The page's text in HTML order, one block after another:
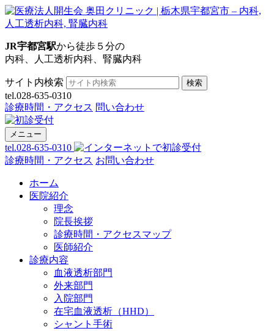
JR宇都宮駅から徒歩５分の
内科、人工透析内科、腎臓内科
サイト内検索 検索
tel.028-635-0310
診療時間・アクセス 問い合わせ
メニュー
tel.028-635-0310
診療時間・アクセス お問い合わせ
ホーム
医院紹介
理念
院長挨拶
診療時間・アクセスマップ
医師紹介
診療内容
血液透析部門
外来部門
入院部門
在宅血液透析（HHD）
シャント手術